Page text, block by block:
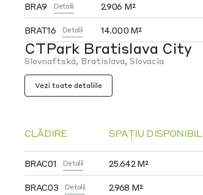
BRA9 Detalii 2.906 M²
BRAT16 Detalii 14.000 M²
CTPark Bratislava City
Slovnaftská, Bratislava, Slovacia
Vezi toate detaliile
CLĂDIRE SPAȚIU DISPONIBIL
BRAC01 Detalii 25.642 M²
BRAC03 Detalii 2.968 M²